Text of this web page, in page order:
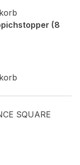
(8
SQUARE